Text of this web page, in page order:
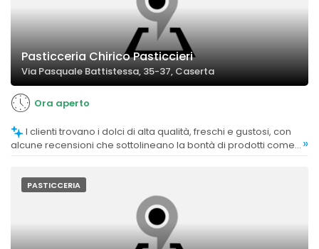
Pasticceria Chirico Pasticcieri
Via Pasquale Battistessa, 35-37, Caserta
Ora aperto
alcune recensioni che sottolineano la bontà di prodotti come
»
PASTICCERIA